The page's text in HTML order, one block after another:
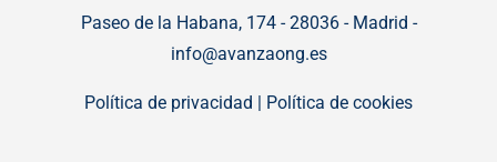
Paseo de la Habana, 174 - 28036 - Madrid -
info@avanzaong.es
Política de privacidad Política de cookies